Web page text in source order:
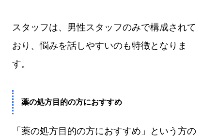
スタッフは、男性スタッフのみで構成されて
おり、悩みを話しやすいのも特徴となりま
す。
薬の処方目的の方におすすめ
「薬の処方目的の方におすすめ」という方の